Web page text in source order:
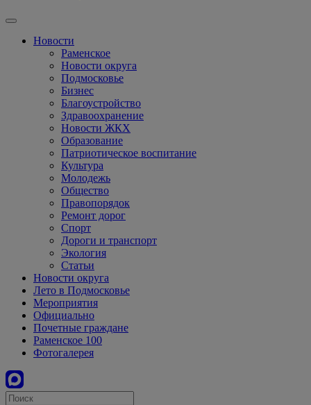
Новости
Раменское
Новости округа
Подмосковье
Бизнес
Благоустройство
Здравоохранение
Новости ЖКХ
Образование
Патриотическое воспитание
Культура
Молодежь
Общество
Правопорядок
Ремонт дорог
Спорт
Дороги и транспорт
Экология
Статьи
Новости округа
Лето в Подмосковье
Мероприятия
Официально
Почетные граждане
Раменское 100
Фотогалерея